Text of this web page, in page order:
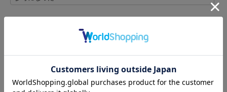
レビュー投稿で全員に30ポイントプレゼント！
レビューを書く
レビューはマイページのご注文履歴から投稿いただけます